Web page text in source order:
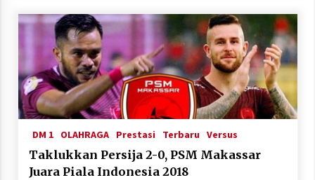
DM 1 OLAHRAGA Prestasi Terbaru Versus
Taklukkan Persija 2-0, PSM Makassar
Juara Piala Indonesia 2018